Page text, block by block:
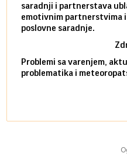
saradnji i partnerstava
emotivnim partnerstvima
poslovne saradnje.
Problemi sa varenjem,
problematika i